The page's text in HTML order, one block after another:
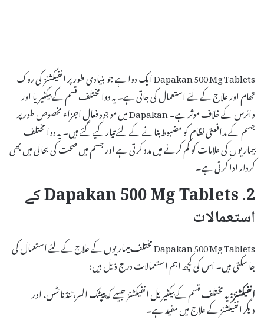
Dapakan 500 Mg Tablets ایک دوا ہے جو بنیادی طور پر انفیکشنز کی روک
تھام اور علاج کے لئے استعمال کی جاتی ہے۔ یہ دوا مختلف قسم کے بیکٹیریا اور
وائرس کے خلاف موثر ہے۔ Dapakan میں موجود فعال اجزاء مخصوص طور پر
جسم کے مدافعتی نظام کو مضبوط بنانے کے لئے تیار کیے گئے ہیں۔ یہ دوا مختلف
بیماریوں کی علامات کو کم کرنے میں مدد کرتی ہے اور جسم میں صحت کی بحالی میں بھی
کردار ادا کرتی ہے۔
2. Dapakan 500 Mg Tablets کے
استعمالات
Dapakan 500 Mg Tablets مختلف بیماریوں کے علاج کے لئے استعمال کی
جا سکتی ہیں۔ اس کی کچھ اہم استعمالات درج ذیل ہیں:
انفیکشنز:یہ مختلف قسم کے بیکٹیریل انفیکشنز جیسے کہ پیپٹک السر، ٹنڈنائٹس، اور
دیگر انفیکشنز کے علاج میں مفید ہے۔